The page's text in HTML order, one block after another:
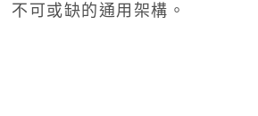
不可或缺的通用架構。